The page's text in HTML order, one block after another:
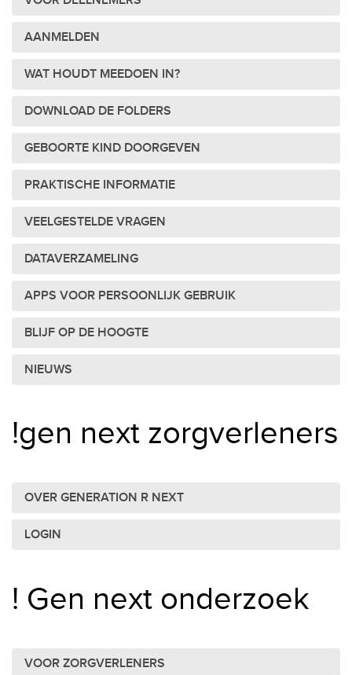
AANMELDEN
WAT HOUDT MEEDOEN IN?
DOWNLOAD DE FOLDERS
GEBOORTE KIND DOORGEVEN
PRAKTISCHE INFORMATIE
VEELGESTELDE VRAGEN
DATAVERZAMELING
APPS VOOR PERSOONLIJK GEBRUIK
BLIJF OP DE HOOGTE
NIEUWS
!gen next zorgverleners
OVER GENERATION R NEXT
LOGIN
! Gen next onderzoek
VOOR ZORGVERLENERS